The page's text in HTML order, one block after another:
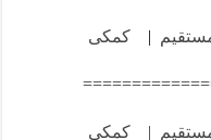
| کمکی
| کمکی